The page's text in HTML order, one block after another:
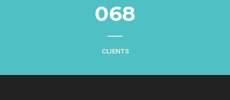
068
CLIENTS